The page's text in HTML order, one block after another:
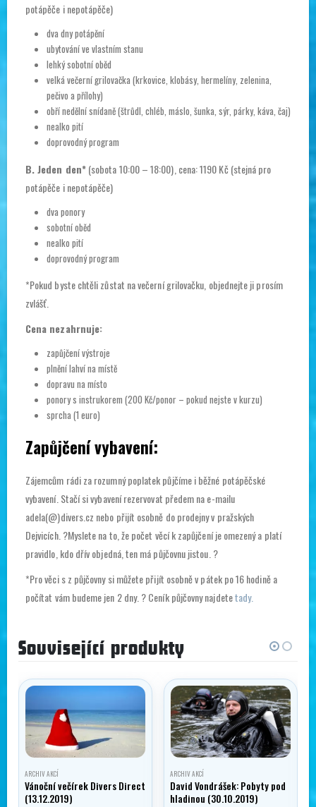
potápěče i nepotápěče)
dva dny potápění
ubytování ve vlastním stanu
lehký sobotní oběd
velká večerní grilovačka (krkovice, klobásy, hermelíny, zelenina,
pečivo a přílohy)
obří nedělní snídaně (štrůdl, chléb, máslo, šunka, sýr, párky, káva, čaj)
nealko pití
doprovodný program
B. Jeden den*(sobota 10:00 – 18:00), cena: 1190 Kč (stejná pro
potápěče i nepotápěče)
dva ponory
sobotní oběd
nealko pití
doprovodný program
*Pokud byste chtěli zůstat na večerní grilovačku, objednejte ji prosím
zvlášť.
Cena nezahrnuje:
zapůjčení výstroje
plnění lahví na místě
dopravu na místo
ponory s instrukorem (200 Kč/ponor – pokud nejste v kurzu)
sprcha (1 euro)
Zapůjčení vybavení:
Zájemcům rádi za rozumný poplatek půjčíme i běžné potápěčské
vybavení. Stačí si vybavení rezervovat předem na e-mailu
adela(@)divers.cz nebo přijít osobně do prodejny v pražských
Dejvicích. ?Myslete na to, že počet věcí k zapůjčení je omezený a platí
pravidlo, kdo dřív objedná, ten má půjčovnu jistou. ?
*Pro věci s z půjčovny si můžete přijít osobně v pátek po 16 hodině a
počítat vám budeme jen 2 dny. ? Ceník půjčovny najdetetady.
Související produkty
ARCHIV AKCÍ
Vánoční večírek Divers Direct
(13.12.2019)
ARCHIV AKCÍ
David Vondrášek: Pobyty pod
hladinou (30.10.2019)